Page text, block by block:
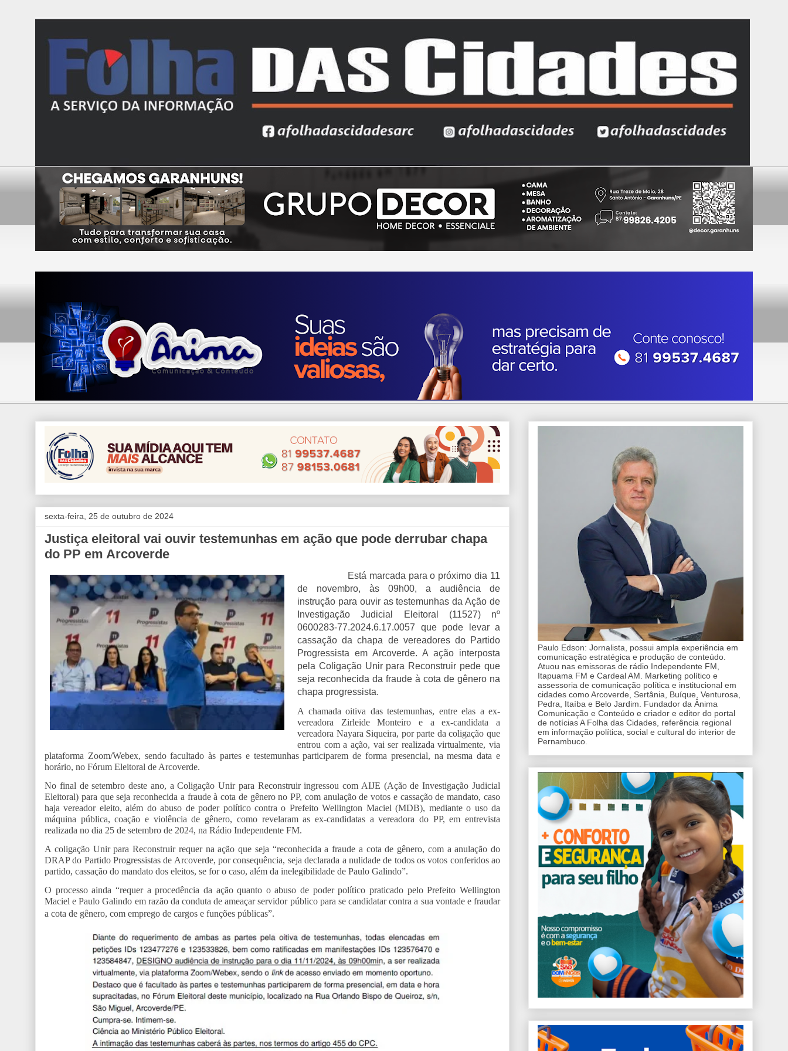
sexta-feira, 25 de outubro de 2024
Justiça eleitoral vai ouvir testemunhas em ação que pode derrubar chapa
do PP em Arcoverde
Está marcada para o próximo dia 11
de novembro, às 09h00, a audiência de
instrução para ouvir as testemunhas da Ação de
Investigação Judicial Eleitoral (11527) nº
0600283-77.2024.6.17.0057 que pode levar a
cassação da chapa de vereadores do Partido
Progressista em Arcoverde. A ação interposta
pela Coligação Unir para Reconstruir pede que
seja reconhecida da fraude à cota de gênero na
chapa progressista.
A chamada oitiva das testemunhas, entre elas a ex-
vereadora Zirleide Monteiro e a ex-candidata a
vereadora Nayara Siqueira, por parte da coligação que
entrou com a ação, vai ser realizada virtualmente, via
plataforma Zoom/Webex, sendo facultado às partes e testemunhas participarem de forma presencial, na mesma data e
horário, no Fórum Eleitoral de Arcoverde.
No final de setembro deste ano, a Coligação Unir para Reconstruir ingressou com AIJE (Ação de Investigação Judicial
Eleitoral) para que seja reconhecida a fraude à cota de gênero no PP, com anulação de votos e cassação de mandato, caso
haja vereador eleito, além do abuso de poder político contra o Prefeito Wellington Maciel (MDB), mediante o uso da
máquina pública, coação e violência de gênero, como revelaram as ex-candidatas a vereadora do PP, em entrevista
realizada no dia 25 de setembro de 2024, na Rádio Independente FM.
A coligação Unir para Reconstruir requer na ação que seja “reconhecida a fraude a cota de gênero, com a anulação do
DRAP do Partido Progressistas de Arcoverde, por consequência, seja declarada a nulidade de todos os votos conferidos ao
partido, cassação do mandato dos eleitos, se for o caso, além da inelegibilidade de Paulo Galindo”.
O processo ainda “requer a procedência da ação quanto o abuso de poder político praticado pelo Prefeito Wellington
Maciel e Paulo Galindo em razão da conduta de ameaçar servidor público para se candidatar contra a sua vontade e fraudar
a cota de gênero, com emprego de cargos e funções públicas”.
Paulo Edson: Jornalista, possui ampla experiência em
comunicação estratégica e produção de conteúdo.
Atuou nas emissoras de rádio Independente FM,
Itapuama FM e Cardeal AM. Marketing político e
assessoria de comunicação política e institucional em
cidades como Arcoverde, Sertânia, Buíque, Venturosa,
Pedra, Itaíba e Belo Jardim. Fundador da Ânima
Comunicação e Conteúdo e criador e editor do portal
de notícias A Folha das Cidades, referência regional
em informação política, social e cultural do interior de
Pernambuco.